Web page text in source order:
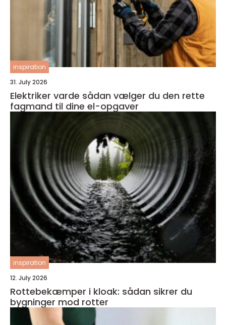
inspiration
31. July 2026
Elektriker varde sådan vælger du den rette
fagmand til dine el-opgaver
inspiration
12. July 2026
Rottebekæmper i kloak: sådan sikrer du
bygninger mod rotter